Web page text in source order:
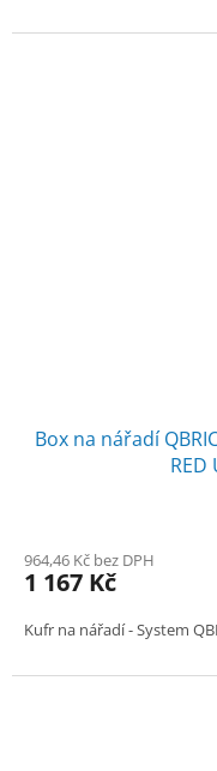
Box na nářadí
964,46 Kč bez DPH
1 167 Kč
Kufr na nářadí - System